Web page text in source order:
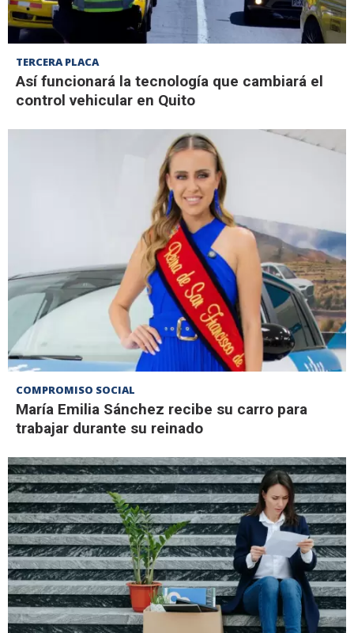
TERCERA PLACA
Así funcionará la tecnología que cambiará el
control vehicular en Quito
COMPROMISO SOCIAL
María Emilia Sánchez recibe su carro para
trabajar durante su reinado